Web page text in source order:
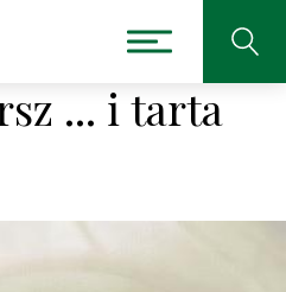
... i tarta